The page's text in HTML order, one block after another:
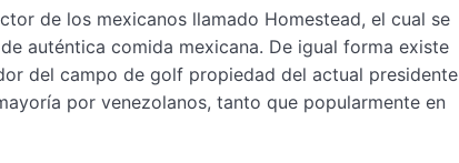
de los mexicanos llamado Homestead, el cual se
auténtica comida mexicana. De igual forma existe
del campo de golf propiedad del actual presidente
por venezolanos, tanto que popularmente en